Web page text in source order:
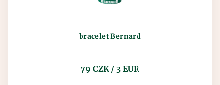
bracelet Bernard
79 CZK / 3 EUR